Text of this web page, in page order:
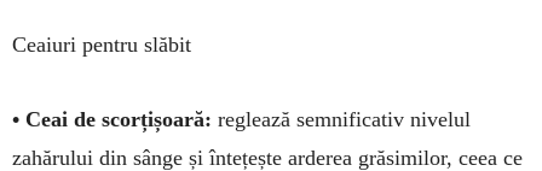
Ceaiuri pentru slăbit
• Ceai de scorțișoară: reglează semni­ficativ nivelul
zahărului din sânge și întețește ar­derea grăsimilor, ceea ce